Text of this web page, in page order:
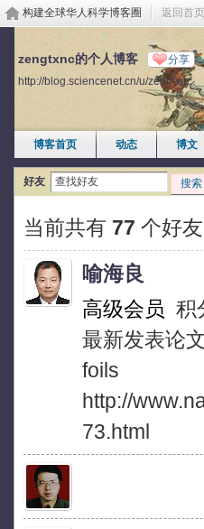
构建全球华人科学博客圈 返回首页
zengtxnc的个人博客 分享
http://blog.sciencenet.cn/u/zengtxnc
博客首页 动态 博文
好友 搜索
当前共有 77 个好友
喻海良
高级会员 积
最新发表论
foils
http://
73.html